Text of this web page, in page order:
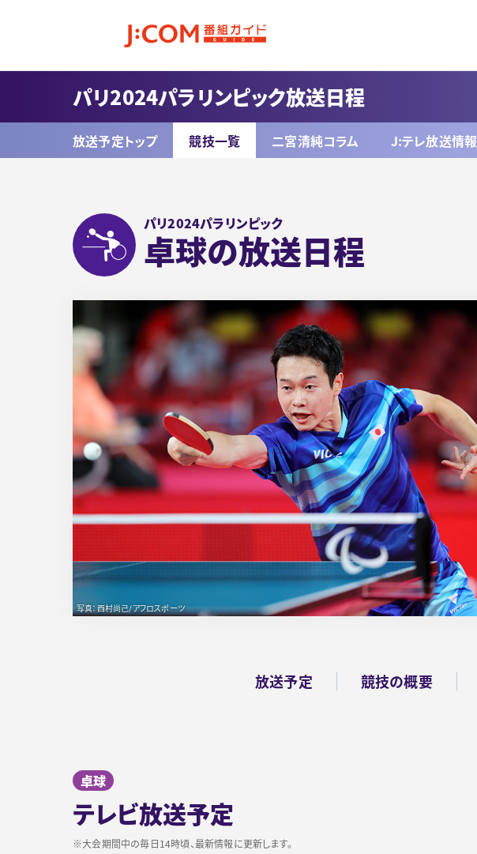
パリ2024パラリンピック放送日程
放送予定トップ 競技一覧 二宮清純コラム J:テレ放送情報
パリ2024パラリンピック
卓球の放送日程
写真：西村尚己/アフロスポーツ
放送予定 競技の概要
卓球
テレビ放送予定
※大会期間中の毎日14時頃、最新情報に更新します。